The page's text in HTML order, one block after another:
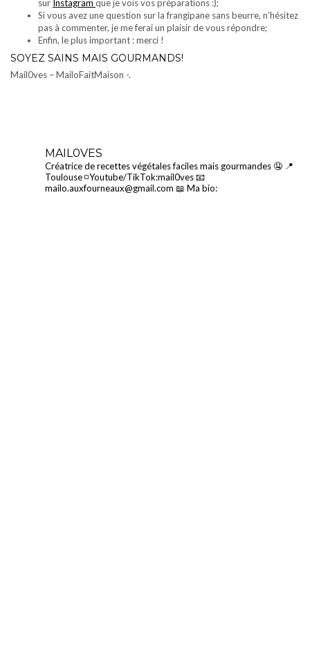
sur Instagram que je vois vos préparations :);
Si vous avez une question sur la frangipane sans beurre, n’hésitez
pas à commenter, je me ferai un plaisir de vous répondre;
Enfin, le plus important : merci !
SOYEZ SAINS MAIS GOURMANDS!
Mail0ves – MailoFaitMaison -.
MAIL0VES
Créatrice de recettes végétales faciles mais gourmandes 🤤 📍
Toulouse◽Youtube/TikTok:mail0ves📧
mailo.auxfourneaux@gmail.com 📖 Ma bio: